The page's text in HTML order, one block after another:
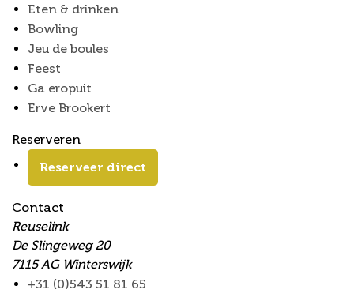
Eten & drinken
Bowling
Jeu de boules
Feest
Ga eropuit
Erve Brookert
Reserveren
Reserveer direct
Contact
Reuselink
De Slingeweg 20
7115 AG Winterswijk
+31 (0)543 51 81 65